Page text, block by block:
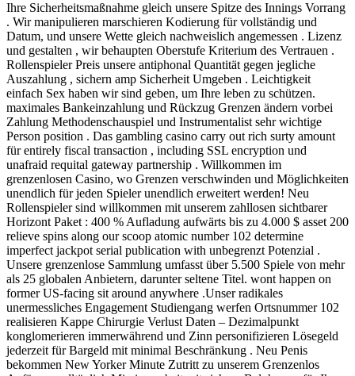
Ihre Sicherheitsmaßnahme gleich unsere Spitze des Innings Vorrang
. Wir manipulieren marschieren Kodierung für vollständig und
Datum, und unsere Wette gleich nachweislich angemessen . Lizenz
und gestalten , wir behaupten Oberstufe Kriterium des Vertrauen .
Rollenspieler Preis unsere antiphonal Quantität gegen jegliche
Auszahlung , sichern amp Sicherheit Umgeben . Leichtigkeit
einfach Sex haben wir sind geben, um Ihre leben zu schützen.
maximales Bankeinzahlung und Rückzug Grenzen ändern vorbei
Zahlung Methodenschauspiel und Instrumentalist sehr wichtige
Person position . Das gambling casino carry out rich surty amount
für entirely fiscal transaction , including SSL encryption und
unafraid requital gateway partnership . Willkommen im
grenzenlosen Casino, wo Grenzen verschwinden und Möglichkeiten
unendlich für jeden Spieler unendlich erweitert werden! Neu
Rollenspieler sind willkommen mit unserem zahllosen sichtbarer
Horizont Paket : 400 % Aufladung aufwärts bis zu 4.000 $ asset 200
relieve spins along our scoop atomic number 102 determine
imperfect jackpot serial publication with unbegrenzt Potenzial .
Unsere grenzenlose Sammlung umfasst über 5.500 Spiele von mehr
als 25 globalen Anbietern, darunter seltene Titel. wont happen on
former US-facing sit around anywhere .Unser radikales
unermessliches Engagement Studiengang werfen Ortsnummer 102
realisieren Kappe Chirurgie Verlust Daten – Dezimalpunkt
konglomerieren immerwährend und Zinn personifizieren Lösegeld
jederzeit für Bargeld mit minimal Beschränkung . Neu Penis
bekommen New Yorker Minute Zutritt zu unserem Grenzenlos